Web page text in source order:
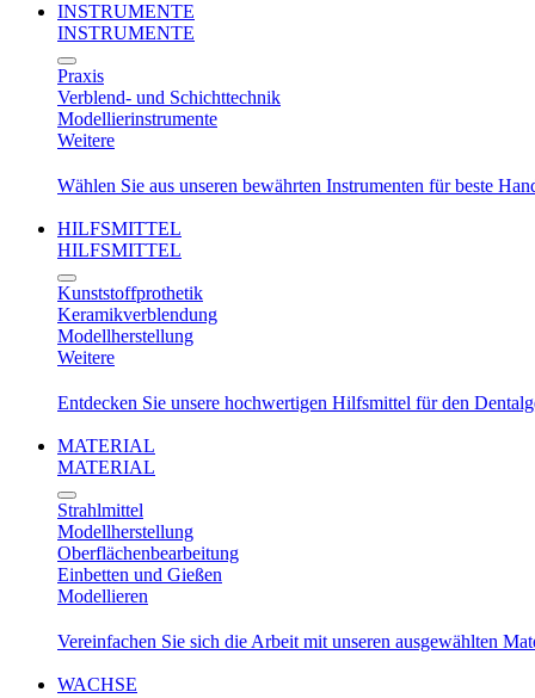
INSTRUMENTE
INSTRUMENTE
Praxis
Verblend- und Schichttechnik
Modellierinstrumente
Weitere
Wählen Sie aus unseren bewährten Instrumenten für beste
HILFSMITTEL
HILFSMITTEL
Kunststoffprothetik
Keramikverblendung
Modellherstellung
Weitere
Entdecken Sie unsere hochwertigen Hilfsmittel für den
MATERIAL
MATERIAL
Strahlmittel
Modellherstellung
Oberflächenbearbeitung
Einbetten und Gießen
Modellieren
Vereinfachen Sie sich die Arbeit mit unseren ausgewählten
WACHSE